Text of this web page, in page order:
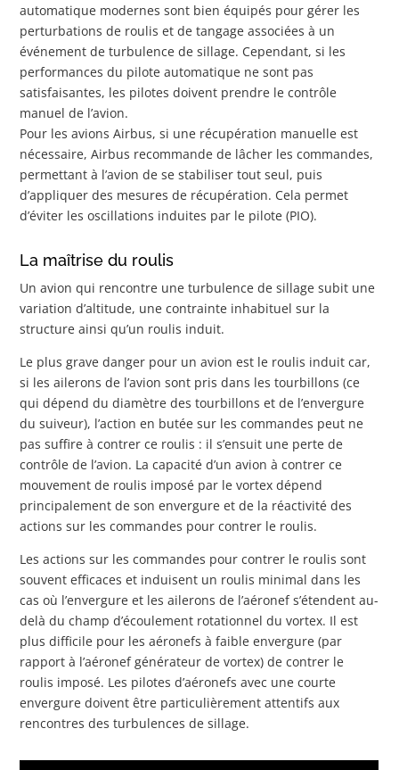
automatique modernes sont bien équipés pour gérer les
perturbations de roulis et de tangage associées à un
événement de turbulence de sillage. Cependant, si les
performances du pilote automatique ne sont pas
satisfaisantes, les pilotes doivent prendre le contrôle
manuel de l’avion.
Pour les avions Airbus, si une récupération manuelle est
nécessaire, Airbus recommande de lâcher les commandes,
permettant à l’avion de se stabiliser tout seul, puis
d’appliquer des mesures de récupération. Cela permet
d’éviter les oscillations induites par le pilote (PIO).
La maîtrise du roulis
Un avion qui rencontre une turbulence de sillage subit une
variation d’altitude, une contrainte inhabituel sur la
structure ainsi qu’un roulis induit.
Le plus grave danger pour un avion est le roulis induit car,
si les ailerons de l’avion sont pris dans les tourbillons (ce
qui dépend du diamètre des tourbillons et de l’envergure
du suiveur), l’action en butée sur les commandes peut ne
pas suffire à contrer ce roulis : il s’ensuit une perte de
contrôle de l’avion. La capacité d’un avion à contrer ce
mouvement de roulis imposé par le vortex dépend
principalement de son envergure et de la réactivité des
actions sur les commandes pour contrer le roulis.
Les actions sur les commandes pour contrer le roulis sont
souvent efficaces et induisent un roulis minimal dans les
cas où l’envergure et les ailerons de l’aéronef s’étendent au-
delà du champ d’écoulement rotationnel du vortex. Il est
plus difficile pour les aéronefs à faible envergure (par
rapport à l’aéronef générateur de vortex) de contrer le
roulis imposé. Les pilotes d’aéronefs avec une courte
envergure doivent être particulièrement attentifs aux
rencontres des turbulences de sillage.